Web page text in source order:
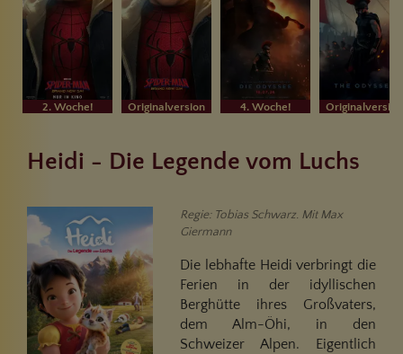
2. Woche! Originalversion 4. Woche! Originalversion
Heidi - Die Legende vom Luchs
Regie: Tobias Schwarz. Mit Max
Giermann
Die lebhafte Heidi verbringt die
Ferien in der idyllischen
Berghütte ihres Großvaters,
dem Alm-Öhi, in den
Schweizer Alpen. Eigentlich